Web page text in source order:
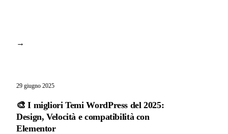
→
29 giugno 2025
🎨 I migliori Temi WordPress del 2025:
Design, Velocità e compatibilità con
Elementor